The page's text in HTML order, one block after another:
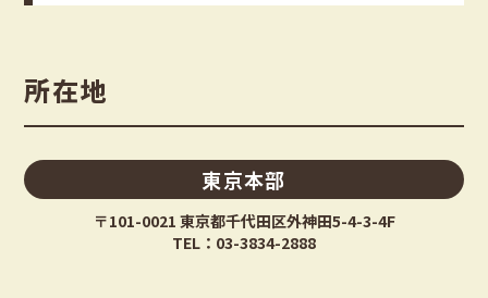
所在地
東京本部
〒101-0021 東京都千代田区外神田5-4-3-4F
TEL：03-3834-2888